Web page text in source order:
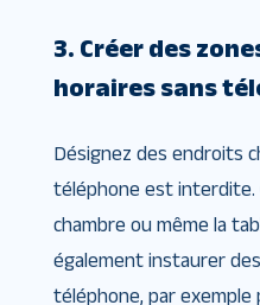
3. Créer des
horaires sans
Désignez des endroits
téléphone est interdite.
chambre ou même la
également instaurer
téléphone, par exemple